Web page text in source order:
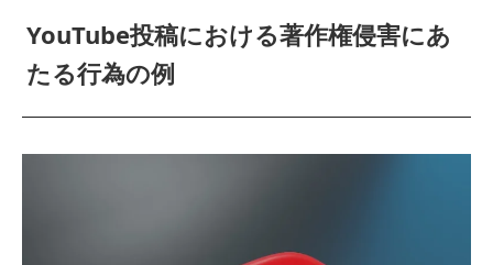
YouTube投稿における著作権侵害にあ
たる行為の例